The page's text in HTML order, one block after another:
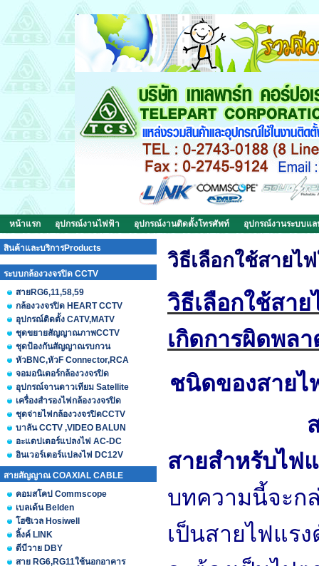
หน้าแรก อุปกรณ์งานไฟฟ้า อุปกรณ์งานติดตั้งโทรศัพท์ อุปกรณ์งานระบบแล
สินค้าและบริการProducts
ระบบกล้องวงจรปิด CCTV
สายRG6,11,58,59
กล้องวงจรปิด HEART CCTV
อุปกรณ์ติดตั้ง CATV,MATV
ชุดขยายสัญญาณภาพCCTV
ชุดป้องกันสัญญาณรบกวน
หัวBNC,หัวF Connector,RCA
จอมอนิเตอร์กล้องวงจรปิด
อุปกรณ์จานดาวเทียม Satellite
เครื่องสำรองไฟกล้องวงจรปิด
ชุดจ่ายไฟกล้องวงจรปิดCCTV
บาลัน CCTV ,VIDEO BALUN
อะแดปเตอร์แปลงไฟ AC-DC
อินเวอร์เตอร์แปลงไฟ DC12V
สายสัญญาณ COAXIAL CABLE
คอมสโคป Commscope
เบลเด้น Belden
โฮซิเวล Hosiwell
ลิ้งค์ LINK
ดีบีวาย DBY
สาย RG6,RG11ใช้นอกอาคาร
วิธีเลือกใช้สายไ
วิธีเลือกใช้สา
เกิดการผิดพล
ชนิดของสายไ
สายสำหรับไฟ
บทความนี้จะก
เป็นสายไฟแร